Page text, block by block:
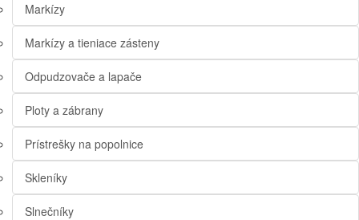
Markízy
Markízy a tieniace zásteny
Odpudzovače a lapače
Ploty a zábrany
Prístrešky na popolnice
Skleníky
Slnečníky